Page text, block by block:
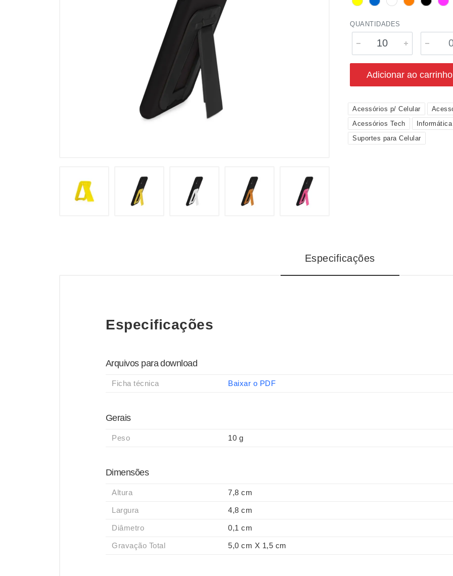
QUANTIDADES
Adicionar ao carrinho
Acessórios p/ Celular
Acessórios Tech
Suportes para Celular
Especificações
Especificações
Arquivos para download
Ficha técnica Baixar o PDF
Gerais
Peso 10 g
Dimensões
Altura 7,8 cm
Largura 4,8 cm
Diâmetro 0,1 cm
Gravação Total 5,0 cm X 1,5 cm